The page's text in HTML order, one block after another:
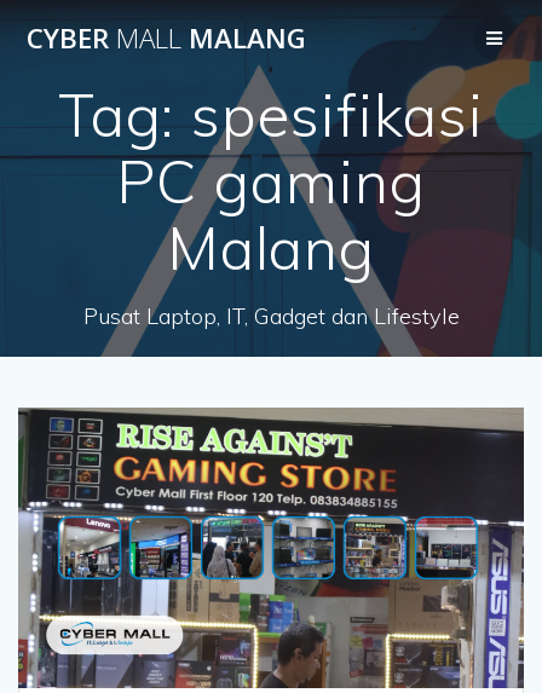
to
content
CYBER MALL MALANG
Tag: spesifikasi
PC gaming
Malang
Pusat Laptop, IT, Gadget dan Lifestyle